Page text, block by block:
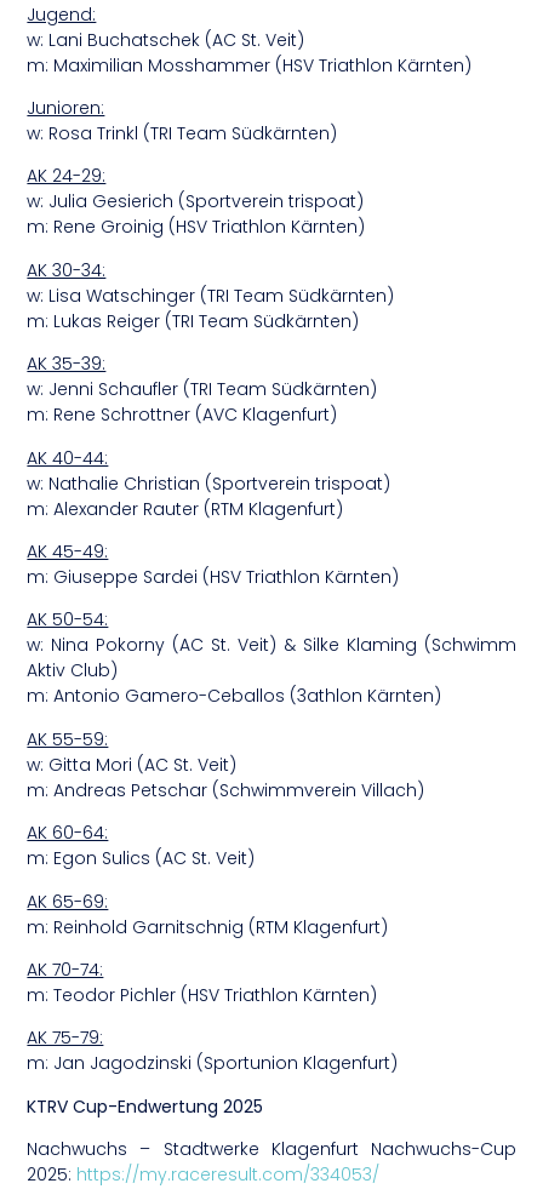
Jugend:
w: Lani Buchatschek (AC St. Veit)
m: Maximilian Mosshammer (HSV Triathlon Kärnten)
Junioren:
w: Rosa Trinkl (TRI Team Südkärnten)
AK 24-29:
w: Julia Gesierich (Sportverein trispoat)
m: Rene Groinig (HSV Triathlon Kärnten)
AK 30-34:
w: Lisa Watschinger (TRI Team Südkärnten)
m: Lukas Reiger (TRI Team Südkärnten)
AK 35-39:
w: Jenni Schaufler (TRI Team Südkärnten)
m: Rene Schrottner (AVC Klagenfurt)
AK 40-44:
w: Nathalie Christian (Sportverein trispoat)
m: Alexander Rauter (RTM Klagenfurt)
AK 45-49:
m: Giuseppe Sardei (HSV Triathlon Kärnten)
AK 50-54:
w: Nina Pokorny (AC St. Veit) & Silke Klaming (Schwimm
Aktiv Club)
m: Antonio Gamero-Ceballos (3athlon Kärnten)
AK 55-59:
w: Gitta Mori (AC St. Veit)
m: Andreas Petschar (Schwimmverein Villach)
AK 60-64:
m: Egon Sulics (AC St. Veit)
AK 65-69:
m: Reinhold Garnitschnig (RTM Klagenfurt)
AK 70-74:
m: Teodor Pichler (HSV Triathlon Kärnten)
AK 75-79:
m: Jan Jagodzinski (Sportunion Klagenfurt)
KTRV Cup-Endwertung 2025
Nachwuchs – Stadtwerke Klagenfurt Nachwuchs-Cup
2025: https://my.raceresult.com/334053/